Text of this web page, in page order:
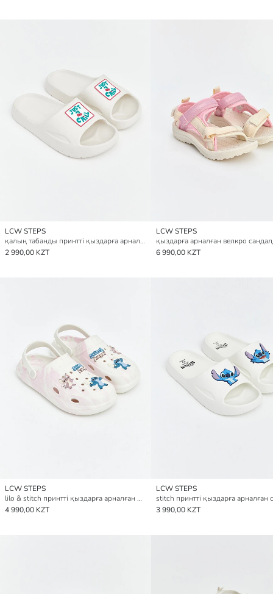
LCW STEPS
қалың табанды принтті қыздарға арналған слайдер
2 990,00 KZT
LCW STEPS
қыздарға арналған велкро
6 990,00 KZT
LCW STEPS
lilo & stitch принтті қыздарға арналған жағажайлық сандал
4 990,00 KZT
LCW STEPS
3 990,00 KZT